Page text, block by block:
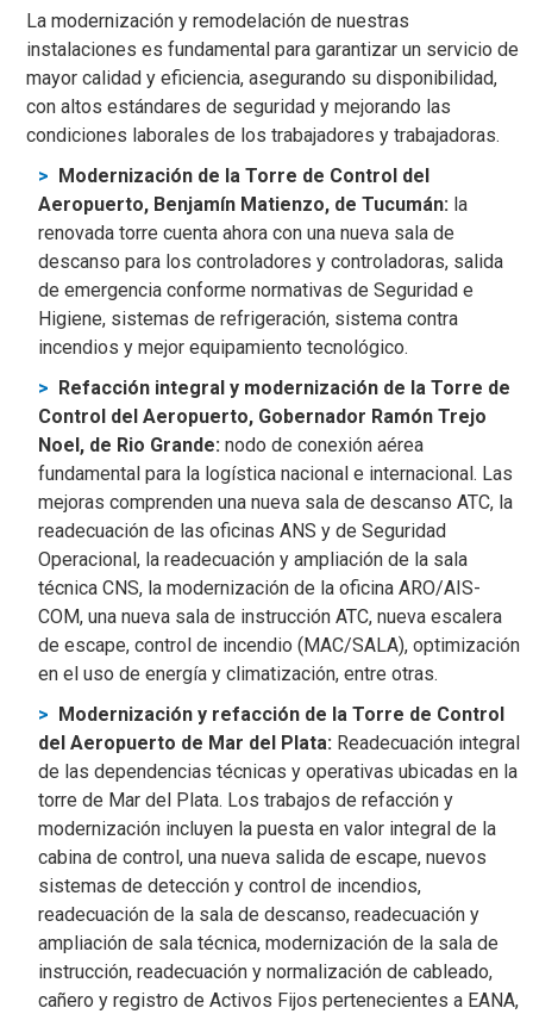
La modernización y remodelación de nuestras
instalaciones es fundamental para garantizar un servicio de
mayor calidad y eficiencia, asegurando su disponibilidad,
con altos estándares de seguridad y mejorando las
condiciones laborales de los trabajadores y trabajadoras.
Modernización de la Torre de Control del
Aeropuerto, Benjamín Matienzo, de Tucumán: la
renovada torre cuenta ahora con una nueva sala de
descanso para los controladores y controladoras, salida
de emergencia conforme normativas de Seguridad e
Higiene, sistemas de refrigeración, sistema contra
incendios y mejor equipamiento tecnológico.
Refacción integral y modernización de la Torre de
Control del Aeropuerto, Gobernador Ramón Trejo
Noel, de Rio Grande:nodo de conexión aérea
fundamental para la logística nacional e internacional. Las
mejoras comprenden una nueva sala de descanso ATC, la
readecuación de las oficinas ANS y de Seguridad
Operacional, la readecuación y ampliación de la sala
técnica CNS, la modernización de la oficina ARO/AIS-
COM, una nueva sala de instrucción ATC, nueva escalera
de escape, control de incendio (MAC/SALA), optimización
en el uso de energía y climatización, entre otras.
Modernización y refacción de la Torre de Control
del Aeropuerto de Mar del Plata: Readecuación integral
de las dependencias técnicas y operativas ubicadas en la
torre de Mar del Plata. Los trabajos de refacción y
modernización incluyen la puesta en valor integral de la
cabina de control, una nueva salida de escape, nuevos
sistemas de detección y control de incendios,
readecuación de la sala de descanso, readecuación y
ampliación de sala técnica, modernización de la sala de
instrucción, readecuación y normalización de cableado,
cañero y registro de Activos Fijos pertenecientes a EANA,